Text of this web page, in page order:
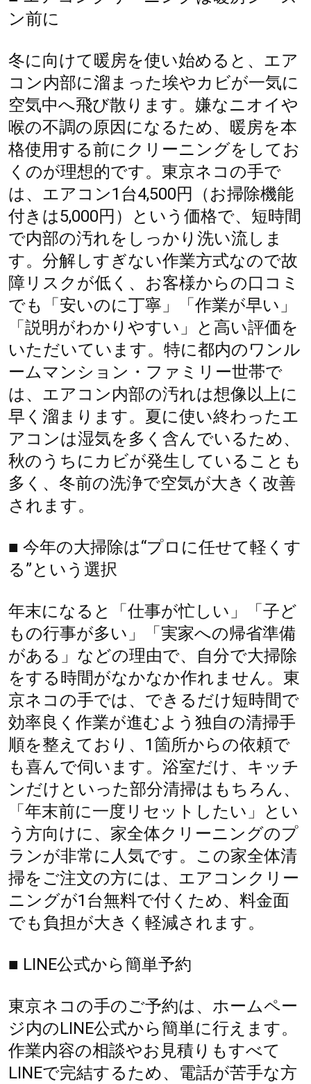
ン前に
冬に向けて暖房を使い始めると、エア
コン内部に溜まった埃やカビが一気に
空気中へ飛び散ります。嫌なニオイや
喉の不調の原因になるため、暖房を本
格使用する前にクリーニングをしてお
くのが理想的です。東京ネコの手で
は、エアコン1台4,500円（お掃除機能
付きは5,000円）という価格で、短時間
で内部の汚れをしっかり洗い流しま
す。分解しすぎない作業方式なので故
障リスクが低く、お客様からの口コミ
でも「安いのに丁寧」「作業が早い」
「説明がわかりやすい」と高い評価を
いただいています。特に都内のワンル
ームマンション・ファミリー世帯で
は、エアコン内部の汚れは想像以上に
早く溜まります。夏に使い終わったエ
アコンは湿気を多く含んでいるため、
秋のうちにカビが発生していることも
多く、冬前の洗浄で空気が大きく改善
されます。
■ 今年の大掃除は“プロに任せて軽くす
る”という選択
年末になると「仕事が忙しい」「子ど
もの行事が多い」「実家への帰省準備
がある」などの理由で、自分で大掃除
をする時間がなかなか作れません。東
京ネコの手では、できるだけ短時間で
効率良く作業が進むよう独自の清掃手
順を整えており、1箇所からの依頼で
も喜んで伺います。浴室だけ、キッチ
ンだけといった部分清掃はもちろん、
「年末前に一度リセットしたい」とい
う方向けに、家全体クリーニングのプ
ランが非常に人気です。この家全体清
掃をご注文の方には、エアコンクリー
ニングが1台無料で付くため、料金面
でも負担が大きく軽減されます。
■ LINE公式から簡単予約
東京ネコの手のご予約は、ホームペー
ジ内のLINE公式から簡単に行えます。
作業内容の相談やお見積りもすべて
LINEで完結するため、電話が苦手な方